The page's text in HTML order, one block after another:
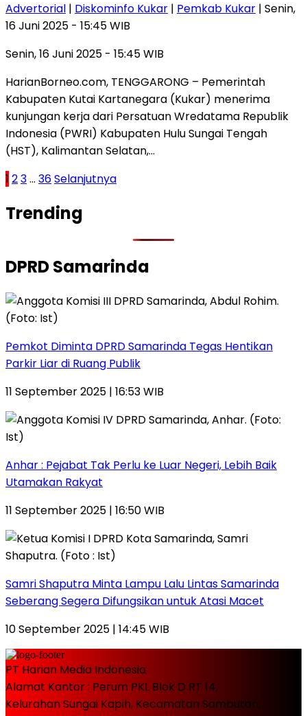
Advertorial | Diskominfo Kukar | Pemkab Kukar | Senin,
16 Juni 2025 - 15:45 WIB
Senin, 16 Juni 2025 - 15:45 WIB
HarianBorneo.com, TENGGARONG – Pemerintah
Kabupaten Kutai Kartanegara (Kukar) menerima
kunjungan kerja dari Persatuan Wredatama Republik
Indonesia (PWRI) Kabupaten Hulu Sungai Tengah
(HST), Kalimantan Selatan,…
Paginasi
1 23… 36Selanjutnya
Trending
DPRD Samarinda
Pemkot Diminta DPRD Samarinda Tegas Hentikan
Parkir Liar di Ruang Publik
11 September 2025 | 16:53 WIB
Anhar : Pejabat Tak Perlu ke Luar Negeri, Lebih Baik
Utamakan Rakyat
11 September 2025 | 16:50 WIB
Samri Shaputra Minta Lampu Lalu Lintas Samarinda
Seberang Segera Difungsikan untuk Atasi Macet
10 September 2025 | 14:45 WIB
PT Harian Media Indonesia
Alamat Kantor : Perum PKL Blok D RT 14,
Kelurahan Sungai Kapih, Kecamatan Sambutan,